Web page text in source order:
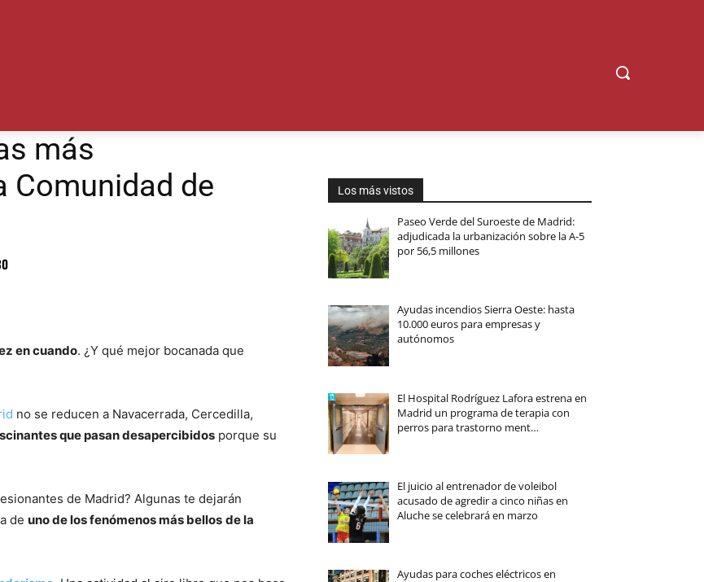
más
Comunidad de
en cuando. ¿Y qué mejor bocanada que
no se reducen a Navacerrada, Cercedilla,
que pasan desapercibidos porque su
de Madrid? Algunas te dejarán
de uno de los fenómenos más bellos de la
Los más vistos
Paseo Verde del Suroeste de Madrid:
adjudicada la urbanización sobre la A-5
por 56,5 millones
Ayudas incendios Sierra Oeste: hasta
10.000 euros para empresas y
autónomos
El Hospital Rodríguez Lafora estrena en
Madrid un programa de terapia con
perros para trastorno ment…
El juicio al entrenador de voleibol
acusado de agredir a cinco niñas en
Aluche se celebrará en marzo
Ayudas para coches eléctricos en